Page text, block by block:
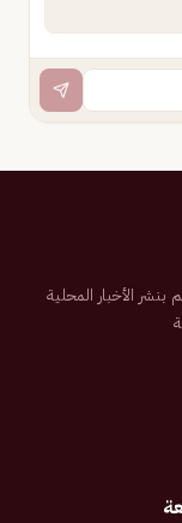
سعودية تم تأسيسها عام 2007م تهتم بنشر الأخبار المحلية